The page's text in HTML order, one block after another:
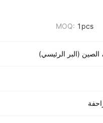
MOQ: 1pcs
الصين (البر الرئيسي)